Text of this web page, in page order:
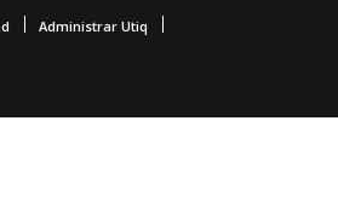
Administrar Utiq